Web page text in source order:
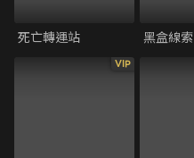
死亡轉運站 黑盒線索
VIP